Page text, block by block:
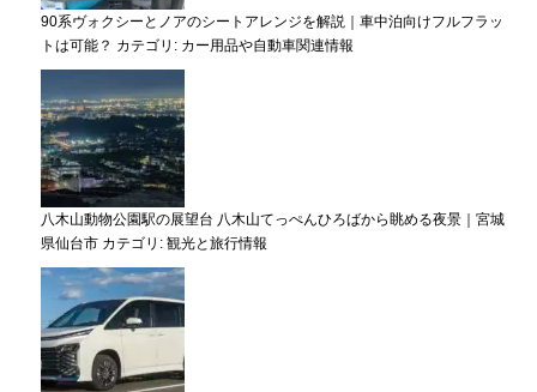
90系ヴォクシーとノアのシートアレンジを解説｜車中泊向けフルフラッ
トは可能？ カテゴリ: カー用品や自動車関連情報
八木山動物公園駅の展望台 八木山てっぺんひろばから眺める夜景｜宮城
県仙台市 カテゴリ: 観光と旅行情報